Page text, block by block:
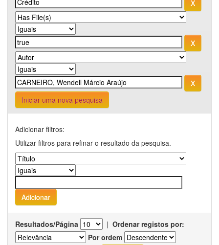
Iniciar uma nova pesquisa
Adicionar filtros:
Utilizar filtros para refinar o resultado da pesquisa.
Resultados/Página | Ordenar registos por:
Por ordem